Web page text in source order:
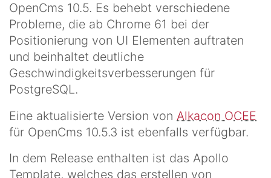
OpenCms 10.5. Es behebt verschiedene
Probleme, die ab Chrome 61 bei der
Positionierung von UI Elementen auftraten
und beinhaltet deutliche
Geschwindigkeitsverbesserungen für
PostgreSQL.
Eine aktualisierte Version von Alkacon OCEE
für OpenCms 10.5.3 ist ebenfalls verfügbar.
In dem Release enthalten ist das Apollo
Template, welches das erstellen von